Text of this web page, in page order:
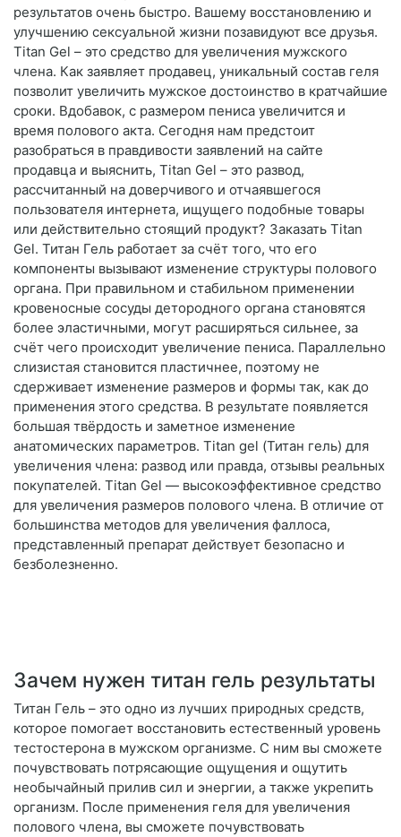
результатов очень быстро. Вашему восстановлению и
улучшению сексуальной жизни позавидуют все друзья.
Titan Gel – это средство для увеличения мужского
члена. Как заявляет продавец, уникальный состав геля
позволит увеличить мужское достоинство в кратчайшие
сроки. Вдобавок, с размером пениса увеличится и
время полового акта. Сегодня нам предстоит
разобраться в правдивости заявлений на сайте
продавца и выяснить, Titan Gel – это развод,
рассчитанный на доверчивого и отчаявшегося
пользователя интернета, ищущего подобные товары
или действительно стоящий продукт? Заказать Titan
Gel. Титан Гель работает за счёт того, что его
компоненты вызывают изменение структуры полового
органа. При правильном и стабильном применении
кровеносные сосуды детородного органа становятся
более эластичными, могут расширяться сильнее, за
счёт чего происходит увеличение пениса. Параллельно
слизистая становится пластичнее, поэтому не
сдерживает изменение размеров и формы так, как до
применения этого средства. В результате появляется
большая твёрдость и заметное изменение
анатомических параметров. Titan gel (Титан гель) для
увеличения члена: развод или правда, отзывы реальных
покупателей. Titan Gel — высокоэффективное средство
для увеличения размеров полового члена. В отличие от
большинства методов для увеличения фаллоса,
представленный препарат действует безопасно и
безболезненно.
Зачем нужен титан гель результаты
Титан Гель – это одно из лучших природных средств,
которое помогает восстановить естественный уровень
тестостерона в мужском организме. С ним вы сможете
почувствовать потрясающие ощущения и ощутить
необычайный прилив сил и энергии, а также укрепить
организм. После применения геля для увеличения
полового члена, вы сможете почувствовать